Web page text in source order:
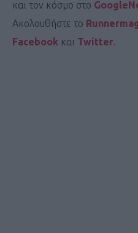
και τον κόσμο στο
Ακολουθήστε το
Facebook και Twitter.